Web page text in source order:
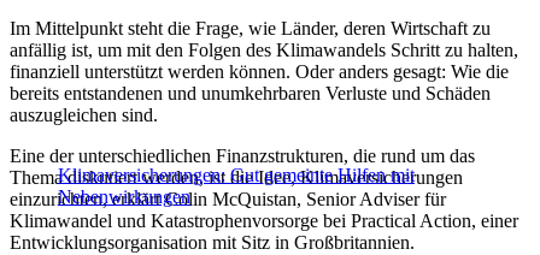
Im Mittelpunkt steht die Frage, wie Länder, deren Wirtschaft zu
anfällig ist, um mit den Folgen des Klimawandels Schritt zu halten,
finanziell unterstützt werden können. Oder anders gesagt: Wie die
bereits entstandenen und unumkehrbaren Verluste und Schäden
auszugleichen sind.
Klimaversicherungen: Gut gemeinte Hilfen mit
Nebenwirkungen
Eine der unterschiedlichen Finanzstrukturen, die rund um das
Thema diskutiert werden, ist die Idee, Klimaversicherungen
einzurichten, erklärt Colin McQuistan, Senior Adviser für
Klimawandel und Katastrophenvorsorge bei Practical Action, einer
Entwicklungsorganisation mit Sitz in Großbritannien.